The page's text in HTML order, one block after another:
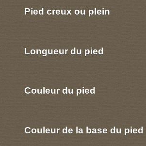
Pied creux ou plein
Longueur du pied
Couleur du pied
Couleur de la base du pied